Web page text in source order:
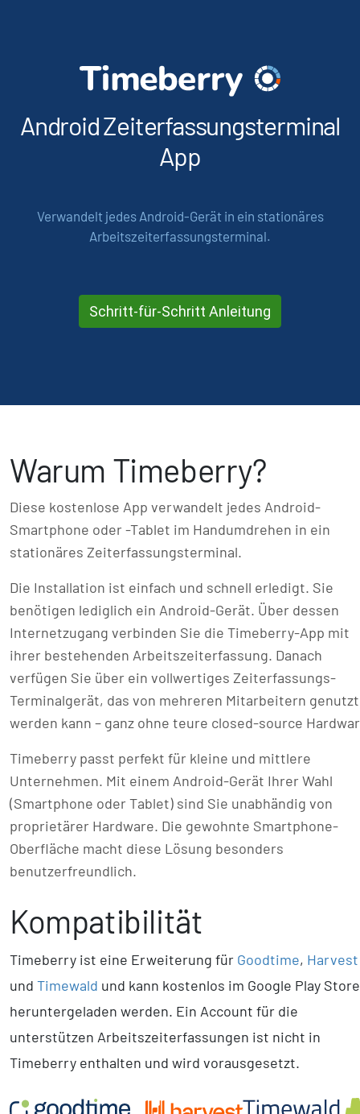
Android Zeit­erfassungs­terminal
App
Verwandelt jedes Android-Gerät in ein stationäres
Arbeitszeiterfassungsterminal.
Schritt-für-Schritt Anleitung
Warum Timeberry?
Diese kostenlose App verwandelt jedes Android-
Smartphone oder -Tablet im Handumdrehen in ein
stationäres Zeit­erfassungs­terminal.
Die Installation ist einfach und schnell erledigt. Sie
benötigen lediglich ein Android-Gerät. Über dessen
Internetzugang verbinden Sie die Timeberry-App mit
ihrer bestehenden Arbeitszeiterfassung. Danach
verfügen Sie über ein vollwertiges Zeiterfassungs-
Terminalgerät, das von mehreren Mitarbeitern genutzt
werden kann – ganz ohne teure closed-source
Timeberry passt perfekt für kleine und mittlere
Unternehmen. Mit einem Android-Gerät Ihrer Wahl
(Smartphone oder Tablet) sind Sie unabhändig von
proprietärer Hardware. Die gewohnte Smartphone-
Oberfläche macht diese Lösung besonders
benutzerfreundlich.
Kompatibilität
Timeberry ist eine Erweiterung für Goodtime, Harvest
und Timewald und kann kostenlos im Google Play Store
herunter­geladen werden. Ein Account für die
unterstützen Arbeitszeiterfassungen ist nicht in
Timeberry enthalten und wird vorausgesetzt.